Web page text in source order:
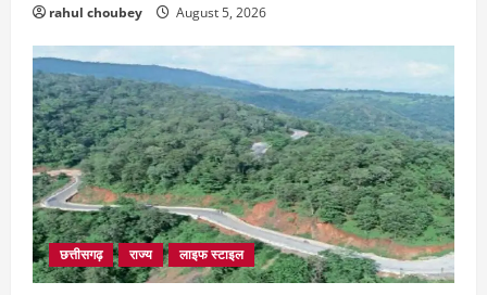
rahul choubey August 5, 2026
छत्तीसगढ़ राज्य लाइफ स्टाइल